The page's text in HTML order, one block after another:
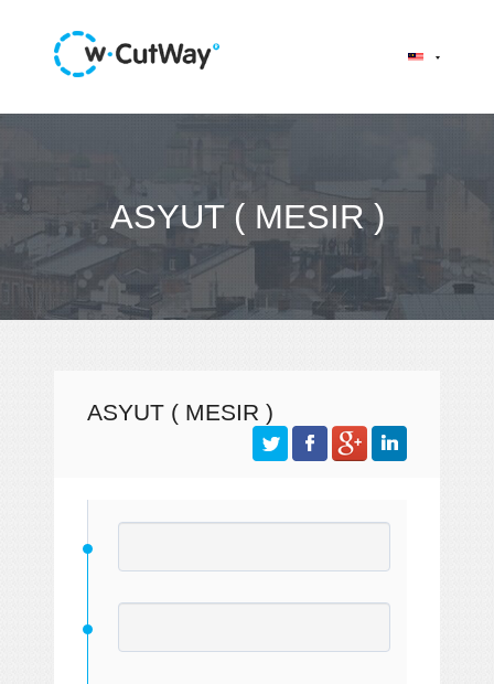
ASYUT ( MESIR )
ASYUT ( MESIR )